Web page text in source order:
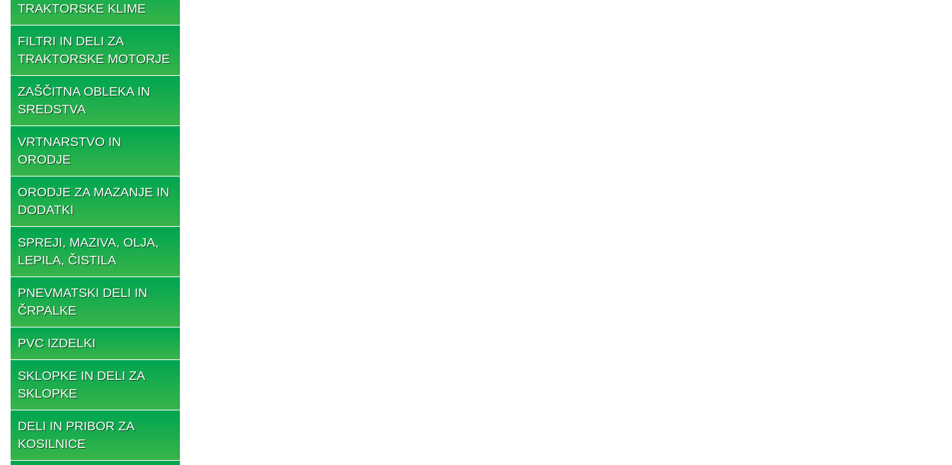
TRAKTORSKE KLIME
FILTRI IN DELI ZA
TRAKTORSKE MOTORJE
ZAŠČITNA OBLEKA IN
SREDSTVA
VRTNARSTVO IN
ORODJE
ORODJE ZA MAZANJE IN
DODATKI
SPREJI, MAZIVA, OLJA,
LEPILA, ČISTILA
PNEVMATSKI DELI IN
ČRPALKE
PVC IZDELKI
SKLOPKE IN DELI ZA
SKLOPKE
DELI IN PRIBOR ZA
KOSILNICE